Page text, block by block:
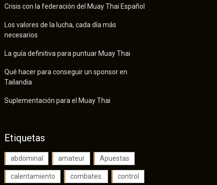
Crisis con la federación del Muay Thai Español
Los valores de la lucha, cada día más
necesarios
La guía definitiva para puntuar Muay Thai
Qué hacer para conseguir un sponsor en
Tailandia
Suplementación para el Muay Thai
Etiquetas
abdominal amateur Apuestas
calentamiento combates. control